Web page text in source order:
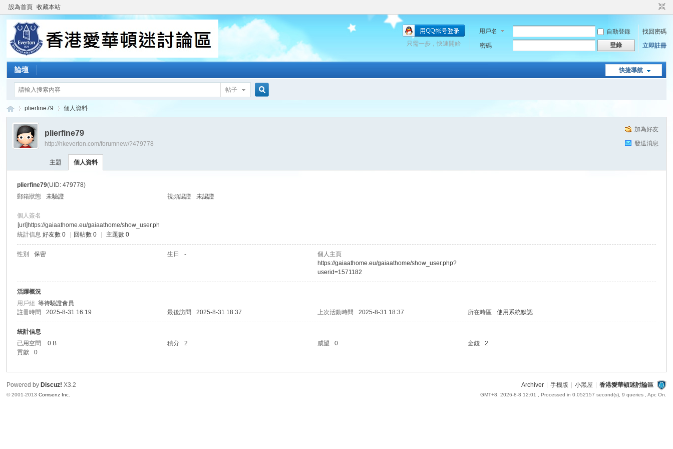
設為首頁 收藏本站
用戶名 自動登錄
找回密碼
密碼
登錄 立即註冊
只需一步，快速開始
快捷導航
論壇
帖子
›
plierfine79 個人資料
加為好友
發送消息
plierfine79
http://hkeverton.com/forumnew/?479778
主題 個人資料
plierfine79(UID: 479778)
郵箱狀態
未驗證 視頻認證 未認證
個人簽名
[url]https://gaiaathome.eu/gaiaathome/show_user.ph
統計信息 好友數 0 回帖數 0 主題數 0
性別 保密 生日 -
個人主頁
https://gaiaathome.eu/gaiaathome/show_user.php?
userid=1571182
活躍概況
用戶組等待驗證會員
註冊時間
2025-8-31 16:19 最後訪問 2025-8-31 18:37 上次活動時間 2025-8-31 18:37 所在時區 使用系統默認
統計信息
已用空間
0 B 積分 2 威望 0 金錢
2
貢獻
0
Archiver 手機版 小黑屋 香港愛華頓迷討論區
GMT+8, 2026-8-8 12:01 , Processed in 0.052157 second(s), 9 queries , Apc On.
Powered by Discuz! X3.2
© 2001-2013Comsenz Inc.